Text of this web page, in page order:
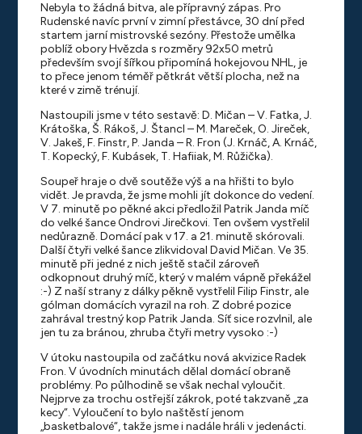
Nebyla to žádná bitva, ale přípravný zápas. Pro
Rudenské navíc první v zimní přestávce, 30 dní před
startem jarní mistrovské sezóny. Přestože umělka
poblíž obory Hvězda s rozměry 92x50 metrů
především svojí šířkou připomíná hokejovou NHL, je
to přece jenom téměř pětkrát větší plocha, než na
které v zimě trénují.
Nastoupili jsme v této sestavě: D. Mičan – V. Fatka, J.
Krátoška, Š. Rákoš, J. Štancl – M. Mareček, O. Jireček,
V. Jakeš, F. Finstr, P. Janda – R. Fron (J. Krnáč, A. Krnáč,
T. Kopecký, F. Kubásek, T. Hafiiak, M. Růžička).
Soupeř hraje o dvě soutěže výš a na hřišti to bylo
vidět. Je pravda, že jsme mohli jít dokonce do vedení.
V 7. minutě po pěkné akci předložil Patrik Janda míč
do velké šance Ondrovi Jirečkovi. Ten ovšem vystřelil
nedůrazně. Domácí pak v 17. a 21. minutě skórovali.
Další čtyři velké šance zlikvidoval David Mičan. Ve 35.
minutě při jedné z nich ještě stačil zároveň
odkopnout druhý míč, který v malém vápně překážel
:-) Z naší strany z dálky pěkně vystřelil Filip Finstr, ale
gólman domácích vyrazil na roh. Z dobré pozice
zahrával trestný kop Patrik Janda. Síť sice rozvlnil, ale
jen tu za bránou, zhruba čtyři metry vysoko :-)
V útoku nastoupila od začátku nová akvizice Radek
Fron. V úvodních minutách dělal domácí obraně
problémy. Po půlhodině se však nechal vyloučit.
Nejprve za trochu ostřejší zákrok, poté takzvaně „za
kecy“. Vyloučení to bylo naštěstí jenom
„basketbalové“, takže jsme i nadále hráli v jedenácti.